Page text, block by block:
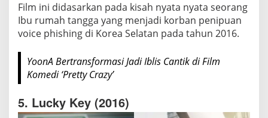
Film ini didasarkan pada kisah nyata nyata seorang
Ibu rumah tangga yang menjadi korban penipuan
voice phishing di Korea Selatan pada tahun 2016.
YoonA Bertransformasi Jadi Iblis Cantik di Film
Komedi ‘Pretty Crazy’
5. Lucky Key (2016)